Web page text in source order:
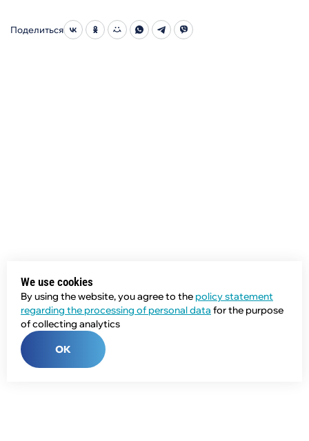
Поделиться
We use cookies
By using the website, you agree to the policy statement
regarding the processing of personal data for the purpose
of collecting analytics
OK